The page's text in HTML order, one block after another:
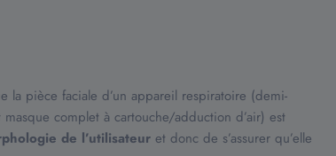
la pièce faciale d’un appareil respiratoire (demi-
complet à cartouche/adduction d’air) est
de l’utilisateur et donc de s’assurer qu’elle